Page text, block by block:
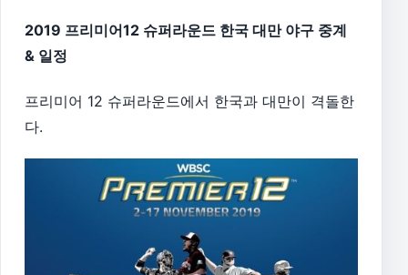
2019 프리미어12 슈퍼라운드 한국 대만 야구 중계
& 일정
프리미어 12 슈퍼라운드에서 한국과 대만이 격돌한
다.